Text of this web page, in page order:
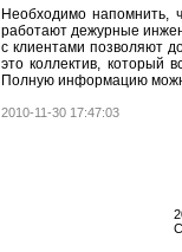
Необходимо напомнить,
работают дежурные
с клиентами позволяют
это коллектив, который
Полную информацию
2010-11-30 17:47:03